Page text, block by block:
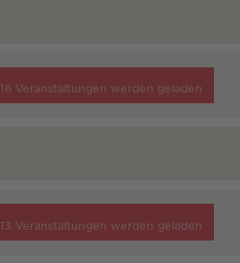
16 Veranstaltungen werden geladen
13 Veranstaltungen werden geladen